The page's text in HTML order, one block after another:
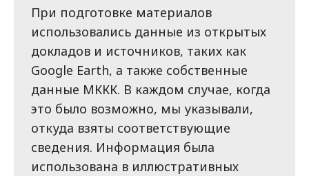
При подготовке материалов
использовались данные из открытых
докладов и источников, таких как
Google Earth, а также собственные
данные МККК. В каждом случае, когда
это было возможно, мы указывали,
откуда взяты соответствующие
сведения. Информация была
использована в иллюстративных